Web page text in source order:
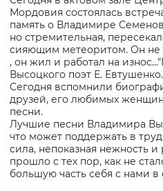
Сегодня в актовом зале
Мордовия состоялась
память о Владимире
но стремительная,
сияющим метеоритом. Он не
, он жил и работал на
Высоцкого поэт Е. Евтушенко.
Сегодня вспомнили
друзей, его любимых
песни.
Лучшие песни Владимира
что может поддержать в
сила, непоказная нежность
прошло с тех пор, как не
большую часть себя с нами в